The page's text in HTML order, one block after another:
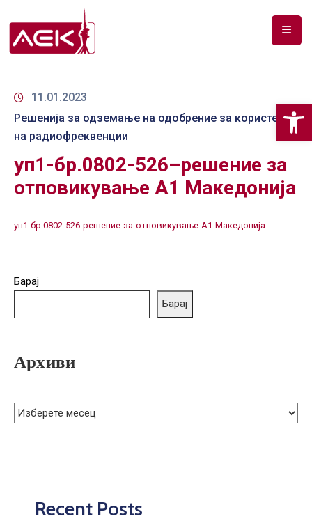
ЗА
ДОКУМЕНТИ
РФ
СПЕКТАР
ТЕЛЕКОМУНИКАЦИИ
ПАЗАР
ГРИЖА
11.01.2023
Решенија за одземање на одобрение за користење
на радиофреквенции
уп1-бр.0802-526–решение за
отповикување А1 Македонија
уп1-бр.0802-526-решение-за-отповикување-А1-Македонија
Барај
Барај
Архиви
Recent Posts